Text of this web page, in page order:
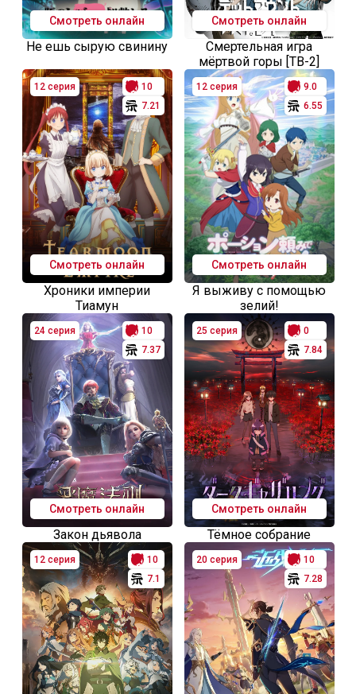
Смотреть онлайн
Не ешь сырую свинину
Смотреть онлайн
Смертельная игра
мёртвой горы [ТВ-2]
12 серия
10
7.21
Смотреть онлайн
Хроники империи
Тиамун
12 серия
9.0
6.55
Смотреть онлайн
Я выживу с помощью
зелий!
24 серия
10
7.37
Смотреть онлайн
Закон дьявола
25 серия
0
7.84
Смотреть онлайн
Тёмное собрание
12 серия
10
7.1
20 серия
10
7.28